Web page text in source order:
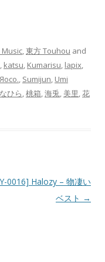
Music,東方 Touhou and
, katsu, Kumarisu, lapix,
, Sumijun, Umi
ひら,桃箱,海兎, 美里,花
0016] Halozy – 物凄い
ベスト →